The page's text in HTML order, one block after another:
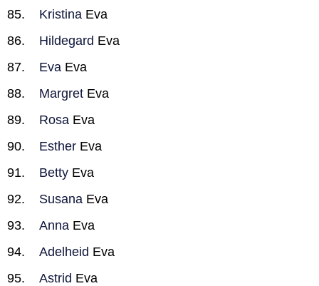
Kristina Eva
Hildegard Eva
Eva Eva
Margret Eva
Rosa Eva
Esther Eva
Betty Eva
Susana Eva
Anna Eva
Adelheid Eva
Astrid Eva